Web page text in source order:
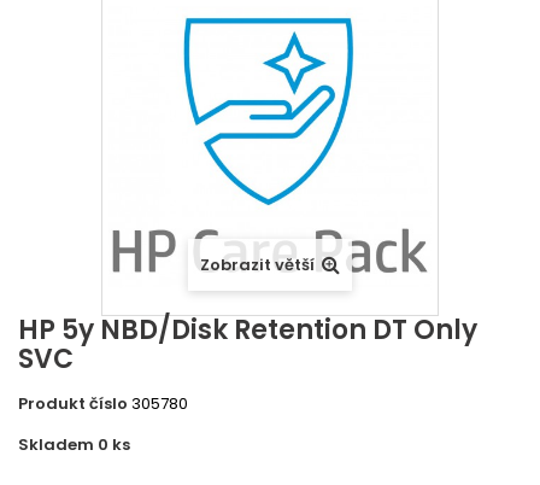
Zobrazit větší
HP 5y NBD/Disk Retention DT Only
SVC
Produkt číslo 305780
Skladem 0 ks